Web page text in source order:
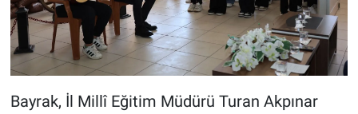
Bayrak, İl Millî Eğitim Müdürü Turan Akpınar